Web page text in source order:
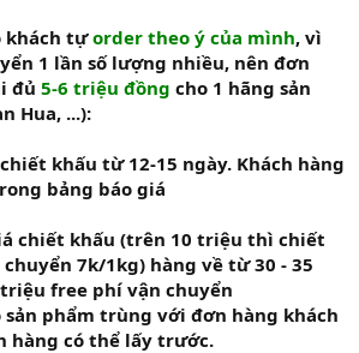
khách tựorder theo ý của mình, vì
1 lần số lượng nhiều, nên đơn
đủ 5-6 triệu đồng cho 1 hãng sản
Hua, ...):
khấu từ 12-15 ngày. Khách hàng
bảng báo giá
chiết khấu (trên 10 triệu thì chiết
7k/1kg) hàng về từ 30 - 35
free phí vận chuyển
sản phẩm trùng với đơn hàng khách
hàng có thể lấy trước.